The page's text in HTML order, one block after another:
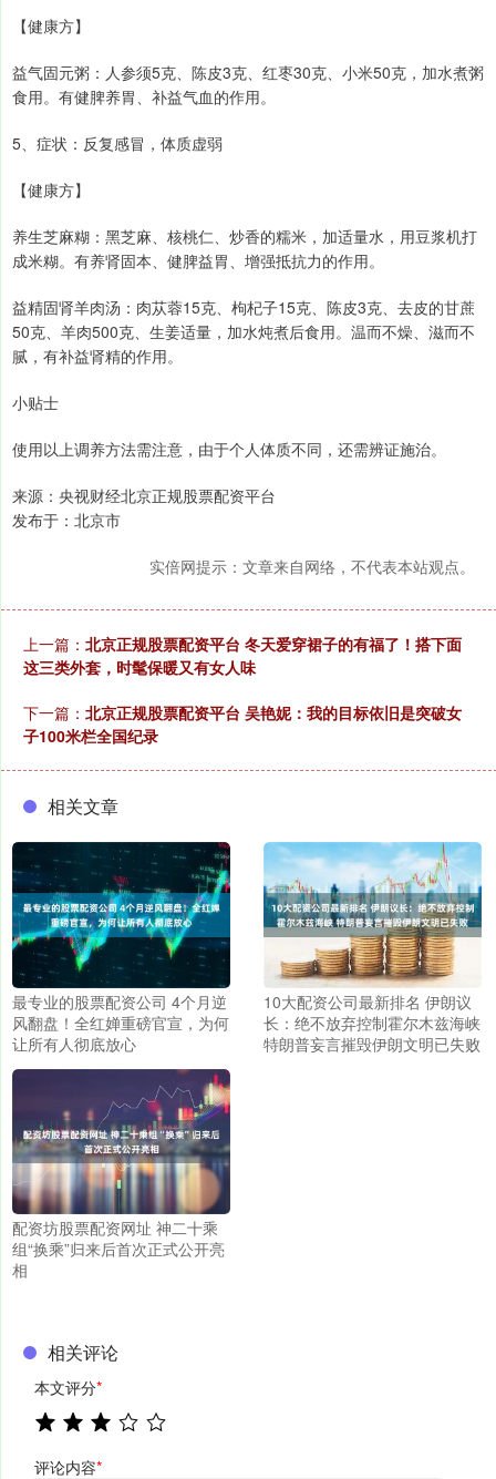
【健康方】
益气固元粥：人参须5克、陈皮3克、红枣30克、小米50克，加水煮粥
食用。有健脾养胃、补益气血的作用。
5、症状：反复感冒，体质虚弱
【健康方】
养生芝麻糊：黑芝麻、核桃仁、炒香的糯米，加适量水，用豆浆机打
成米糊。有养肾固本、健脾益胃、增强抵抗力的作用。
益精固肾羊肉汤：肉苁蓉15克、枸杞子15克、陈皮3克、去皮的甘蔗
50克、羊肉500克、生姜适量，加水炖煮后食用。温而不燥、滋而不
腻，有补益肾精的作用。
小贴士
使用以上调养方法需注意，由于个人体质不同，还需辨证施治。
来源：央视财经北京正规股票配资平台
发布于：北京市
实倍网提示：文章来自网络，不代表本站观点。
上一篇： 北京正规股票配资平台 冬天爱穿裙子的有福了！搭下面
这三类外套，时髦保暖又有女人味
下一篇： 北京正规股票配资平台 吴艳妮：我的目标依旧是突破女
子100米栏全国纪录
相关文章
最专业的股票配资公司 4个月逆
风翻盘！全红婵重磅官宣，为何
让所有人彻底放心
10大配资公司最新排名 伊朗议
长：绝不放弃控制霍尔木兹海峡
特朗普妄言摧毁伊朗文明已失败
配资坊股票配资网址 神二十乘
组“换乘”归来后首次正式公开亮
相
相关评论
本文评分*
评论内容*